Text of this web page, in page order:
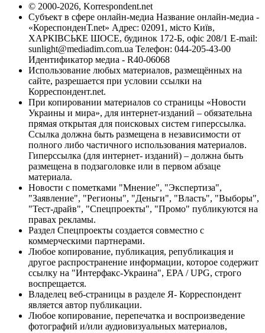
© 2000-2026, Korrespondent.net
Субъект в сфере онлайн-медиа Название онлайн-медиа -
«КореспонденТ.net» Адрес: 02091, місто Київ,
ХАРКІВСЬКЕ ШОСЕ, будинок 172-Б, офіс 208/1 E-mail:
sunlight@mediadim.com.ua Телефон: 044-205-43-00
Идентификатор медиа - R40-06068
Использование любых материалов, размещённых на
сайте, разрешается при условии ссылки на
Корреспондент.net.
При копировании материалов со страницы «Новости
Украины и мира», для интернет-изданий – обязательна
прямая открытая для поисковых систем гиперссылка.
Ссылка должна быть размещена в независимости от
полного либо частичного использования материалов.
Гиперссылка (для интернет- изданий) – должна быть
размещена в подзаголовке или в первом абзаце
материала.
Новости с пометками "Мнение", "Экспертиза",
"Заявление", "Регионы", "Деньги", "Власть", "Выборы",
"Тест-драйв", "Спецпроекты", "Промо" публикуются на
правах рекламы.
Раздел Спецпроекты создается совместно с
коммерческими партнерами.
Любое копирование, публикация, републикация и
другое распространение информации, которое содержит
ссылку на "Интерфакс-Украина", EPA / UPG, строго
воспрещается.
Владелец веб-страницы в разделе Я- Корреспондент
является автор публикации.
Любое копирование, перепечатка и воспроизведение
фотографий и/или аудиовизуальных материалов,